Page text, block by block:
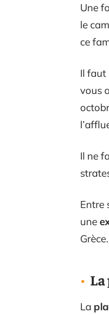
Une
le
ce
Il faut
vous
Il ne
Entre
une
Grèce.
La
La